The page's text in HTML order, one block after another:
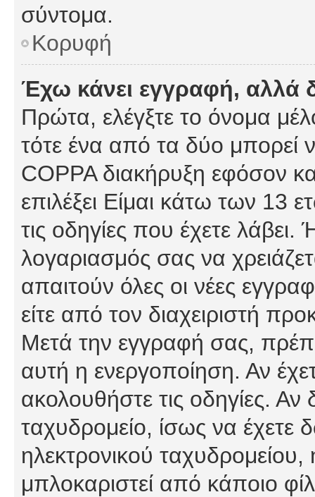
σύντομα.
Κορυφή
Έχω κάνει εγγραφή,
Πρώτα, ελέγξτε το όνομα
τότε ένα από τα δύο μπορεί
COPPA διακήρυξη εφόσον
επιλέξει Είμαι κάτω των 13
τις οδηγίες που έχετε λάβει.
λογαριασμός σας να
απαιτούν όλες οι νέες
είτε από τον διαχειριστή
Μετά την εγγραφή σας,
αυτή η ενεργοποίηση. Αν
ακολουθήστε τις οδηγίες. Αν
ταχυδρομείο, ίσως να έχετε
ηλεκτρονικού ταχυδρομείου,
μπλοκαριστεί από κάποιο